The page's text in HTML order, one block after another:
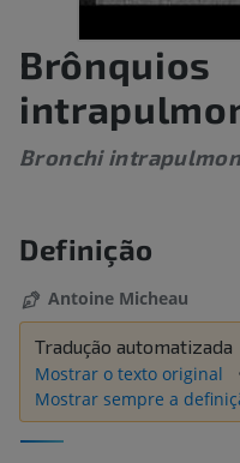
Brônquios
Bronchi
Definição
Antoine Micheau
Tradução automatizada
Mostrar o texto original
Mostrar sempre a